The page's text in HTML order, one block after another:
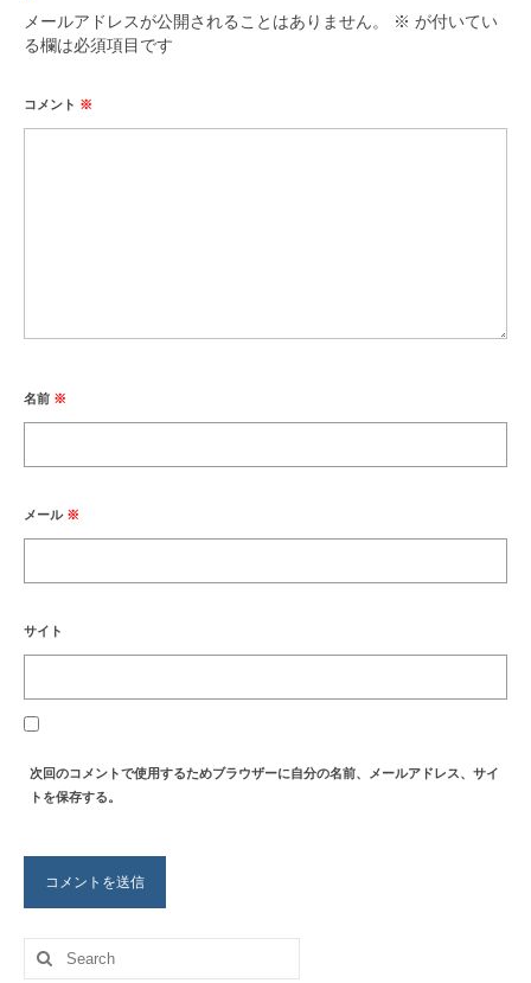
メールアドレスが公開されることはありません。 ※ が付いてい
る欄は必須項目です
コメント ※
名前 ※
メール ※
サイト
次回のコメントで使用するためブラウザーに自分の名前、メールアドレス、サイ
トを保存する。
Search
for: